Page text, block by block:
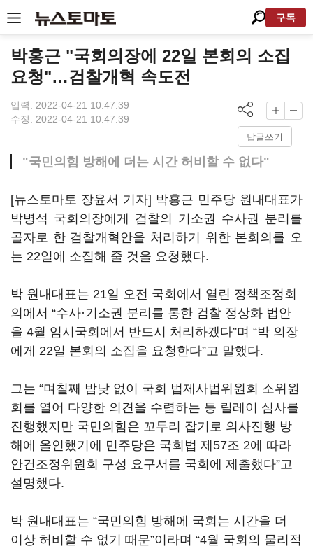
구독
박홍근 "국회의장에 22일 본회의 소집
요청"…검찰개혁 속도전
입력: 2022-04-21 10:47:39
수정: 2022-04-21 10:47:39
답글쓰기
"국민의힘 방해에 더는 시간 허비할 수 없다"
[뉴스토마토 장윤서 기자] 박홍근 민주당 원내대표가
박병석 국회의장에게 검찰의 기소권 수사권 분리를
골자로 한 검찰개혁안을 처리하기 위한 본회의를 오
는 22일에 소집해 줄 것을 요청했다.
박 원내대표는 21일 오전 국회에서 열린 정책조정회
의에서 “수사·기소권 분리를 통한 검찰 정상화 법안
을 4월 임시국회에서 반드시 처리하겠다”며 “박 의장
에게 22일 본회의 소집을 요청한다”고 말했다.
그는 “며칠째 밤낮 없이 국회 법제사법위원회 소위원
회를 열어 다양한 의견을 수렴하는 등 릴레이 심사를
진행했지만 국민의힘은 꼬투리 잡기로 의사진행 방
해에 올인했기에 민주당은 국회법 제57조 2에 따라
안건조정위원회 구성 요구서를 국회에 제출했다”고
설명했다.
박 원내대표는 “국민의힘 방해에 국회는 시간을 더
이상 허비할 수 없기 때문”이라며 “4월 국회의 물리적